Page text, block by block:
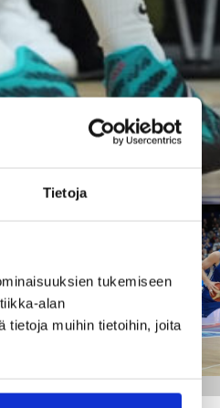
Tietoja
tukemiseen
alan
tietoja muihin tietoihin, joita
Vuorinen
Susiladies
pelatun kahden
mittaisen
tappioon, kun
loppulukemin
Suomi pelaa
ensi